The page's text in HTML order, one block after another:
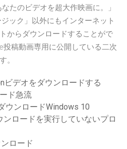
たのビデオを超大作映画に。」
ック」以外にもインターネット
からダウンロードすることがで
投稿動画専用に公開している二次
。
ビデオをダウンロードする
ド急流
ウンロードWindows 10
ンロードを実行していないプロ
ロード